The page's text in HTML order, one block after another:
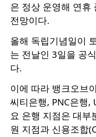
은 정상 운영해 연휴
전망이다.
올해 독립기념일이
는 전날인 3일을 공
다.
이에 따라 뱅크오브
씨티은행, PNC은행,
요 은행 지점은 대부
원 지점과 신용조합